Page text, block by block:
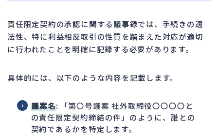
責任限定契約の承認に関する議事録では、手続きの適
法性、特に利益相反取引の性質を踏まえた対応が適切
に行われたことを明確に記録する必要があります。
具体的には、以下のような内容を記載します。
議案名: 「第〇号議案 社外取締役〇〇〇〇と
の責任限定契約締結の件」のように、誰との
契約であるかを特定します。